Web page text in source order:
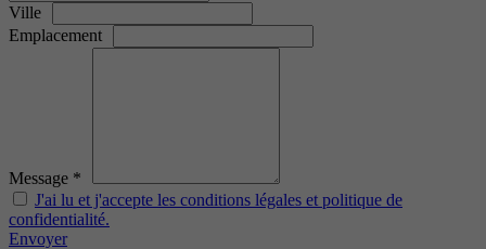
Ville
Emplacement
Message *
J'ai lu et j'accepte les conditions légales et politique de
confidentialité.
Envoyer